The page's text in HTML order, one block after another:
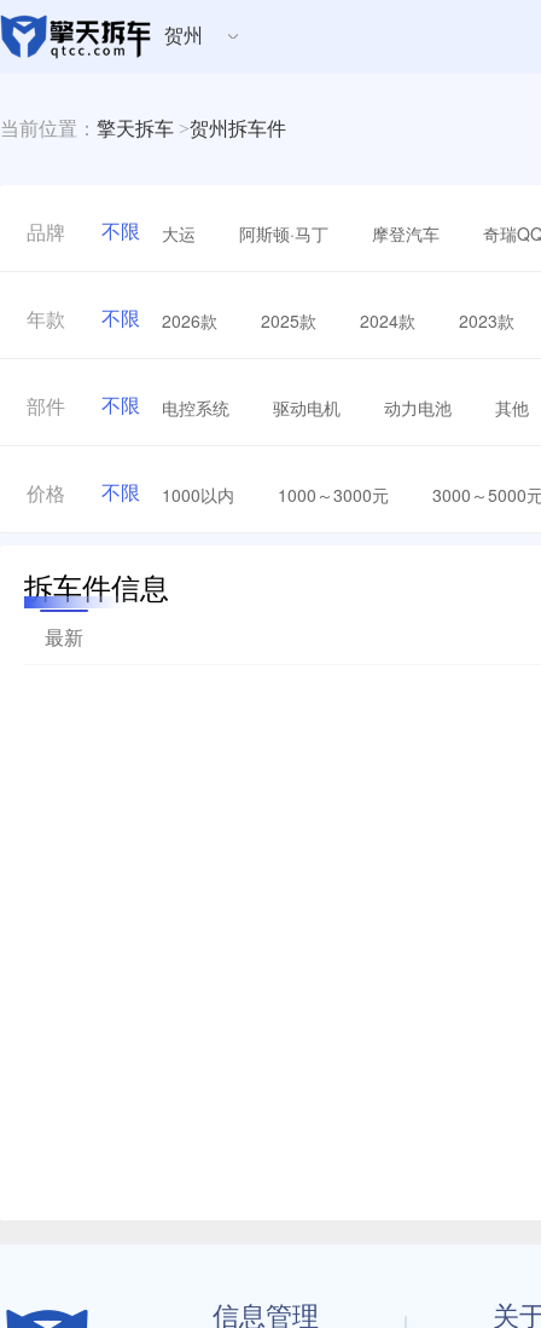
贺州
当前位置： 擎天拆车 >贺州拆车件
品牌 不限 大运 阿斯顿·马丁 摩登汽车 奇瑞
年款 不限 2026款 2025款 2024款 2023款
部件 不限 电控系统 驱动电机 动力电池 其他
价格 不限 1000以内 1000～3000元 3000～5000
拆车件信息
最新
信息管理 关